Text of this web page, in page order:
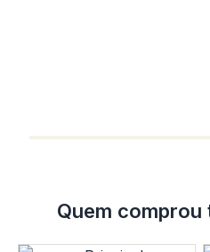
Quem comprou